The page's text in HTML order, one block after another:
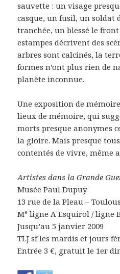
sauvette : un visage
casque, un fusil, un soldat
tranchée, un blessé le front
estampes décrivent des
arbres sont calcinés, la
formes n’ont plus rien de
planète inconnue.
Une exposition de
lieux de mémoire, qui
morts presque anonymes
la gloire. Mais presque
contentés de vivre, même
Artistes dans la Grande
Musée Paul Dupuy
13 rue de la Pleau –
M° ligne A Esquirol / ligne
Jusqu’au 5 janvier 2009
TLJ sf les mardis et jours
Entrée 3 €, gratuit le 1er